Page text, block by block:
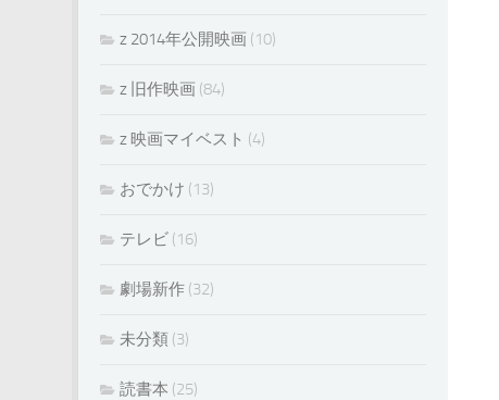
z 2014年公開映画 (10)
z 旧作映画 (84)
z 映画マイベスト (4)
おでかけ (13)
テレビ (16)
劇場新作 (32)
未分類 (3)
読書本 (25)